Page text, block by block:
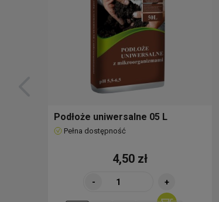
Podłoże uniwersalne 05 L
Pełna dostępność
4,50 zł
- +